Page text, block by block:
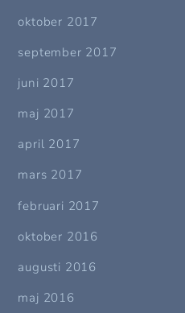
oktober 2017
september 2017
juni 2017
maj 2017
april 2017
mars 2017
februari 2017
oktober 2016
augusti 2016
maj 2016